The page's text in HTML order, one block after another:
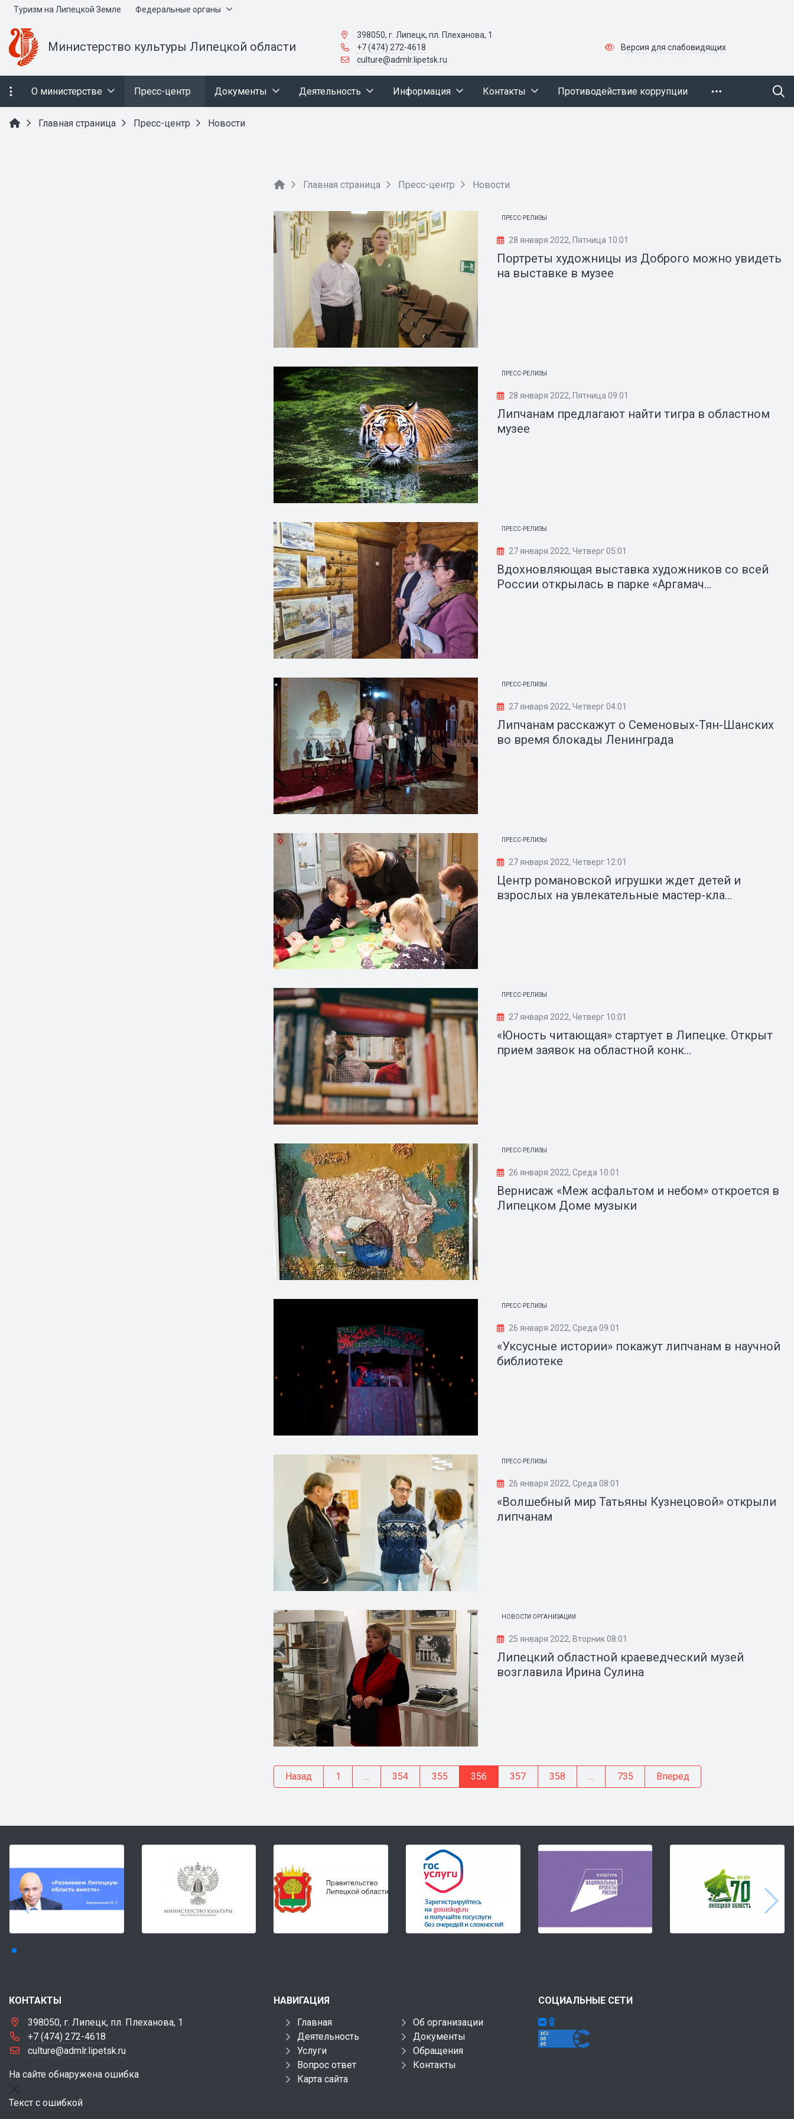
Туризм на Липецкой Земле Федеральные органы
Министерство культуры Липецкой области
398050, г. Липецк, пл. Плеханова, 1
+7 (474) 272-4618
culture@admlr.lipetsk.ru
Версия для слабовидящих
О министерстве Пресс-центр Документы Деятельность Информация Контакты Противодействие коррупции
Главная страница Пресс-центр Новости
Главная страница Пресс-центр Новости
ПРЕСС-РЕЛИЗЫ
28 января 2022, Пятница 10:01
Портреты художницы из Доброго можно увидеть
на выставке в музее
ПРЕСС-РЕЛИЗЫ
28 января 2022, Пятница 09:01
Липчанам предлагают найти тигра в областном
музее
ПРЕСС-РЕЛИЗЫ
27 января 2022, Четверг 05:01
Вдохновляющая выставка художников со всей
России открылась в парке «Аргамач...
ПРЕСС-РЕЛИЗЫ
27 января 2022, Четверг 04:01
Липчанам расскажут о Семеновых-Тян-Шанских
во время блокады Ленинграда
ПРЕСС-РЕЛИЗЫ
27 января 2022, Четверг 12:01
Центр романовской игрушки ждет детей и
взрослых на увлекательные мастер-кла...
ПРЕСС-РЕЛИЗЫ
27 января 2022, Четверг 10:01
«Юность читающая» стартует в Липецке. Открыт
прием заявок на областной конк...
ПРЕСС-РЕЛИЗЫ
26 января 2022, Среда 10:01
Вернисаж «Меж асфальтом и небом» откроется в
Липецком Доме музыки
ПРЕСС-РЕЛИЗЫ
26 января 2022, Среда 09:01
«Уксусные истории» покажут липчанам в научной
библиотеке
ПРЕСС-РЕЛИЗЫ
26 января 2022, Среда 08:01
«Волшебный мир Татьяны Кузнецовой» открыли
липчанам
НОВОСТИ ОРГАНИЗАЦИИ
25 января 2022, Вторник 08:01
Липецкий областной краеведческий музей
возглавила Ирина Сулина
Назад 1 ... 354 355 356 357 358 ... 735 Вперед
КОНТАКТЫ
398050, г. Липецк, пл. Плеханова, 1
+7 (474) 272-4618
culture@admlr.lipetsk.ru
На сайте обнаружена ошибка
Текст с ошибкой
НАВИГАЦИЯ
Главная
Об организации
Деятельность
Документы
Услуги
Обращения
Вопрос ответ
Контакты
Карта сайта
СОЦИАЛЬНЫЕ СЕТИ